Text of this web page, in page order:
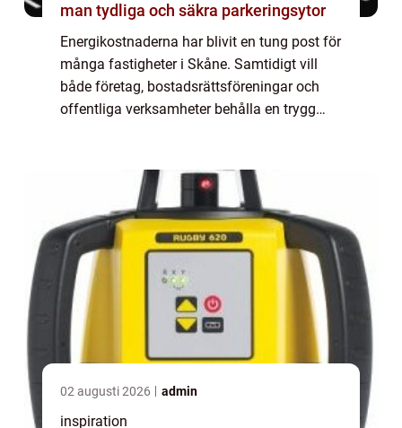
man tydliga och säkra parkeringsytor
Energikostnaderna har blivit en tung post för
många fastigheter i Skåne. Samtidigt vill
både företag, bostadsrättsföreningar och
offentliga verksamheter behålla en trygg
02 augusti 2026 admin
inspiration